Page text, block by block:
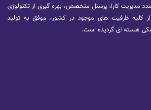
مدیریت کارا، پرسنل متخصص، بهره گیری از تکنولوژی
از کلیه ظرفیت های موجود در کشور، موفق به تولید
هسته ای گردیده است.